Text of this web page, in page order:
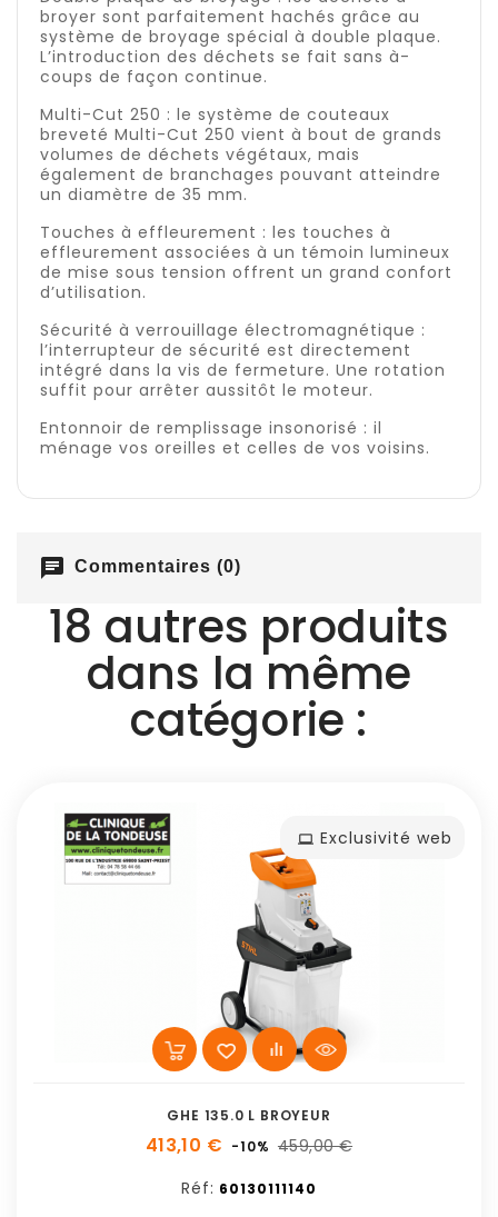
broyer sont parfaitement hachés grâce au
système de broyage spécial à double plaque.
L’introduction des déchets se fait sans à-
coups de façon continue.
Multi-Cut 250 : le système de couteaux
breveté Multi-Cut 250 vient à bout de grands
volumes de déchets végétaux, mais
également de branchages pouvant atteindre
un diamètre de 35 mm.
Touches à effleurement : les touches à
effleurement associées à un témoin lumineux
de mise sous tension offrent un grand confort
d’utilisation.
Sécurité à verrouillage électromagnétique :
l’interrupteur de sécurité est directement
intégré dans la vis de fermeture. Une rotation
suffit pour arrêter aussitôt le moteur.
Entonnoir de remplissage insonorisé : il
ménage vos oreilles et celles de vos voisins.
chat Commentaires (0)
18 autres produits
dans la même
catégorie :
Exclusivité web
GHE 135.0 L BROYEUR
413,10 € -10% 459,00 €
Réf: 60130111140